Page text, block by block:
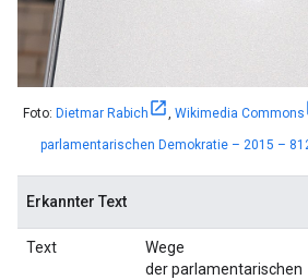
Foto: Dietmar Rabich Wikimedia Commons
parlamentarischen Demokratie – 2015 –
Erkannter Text
Text
Wege
der parlamentarischen